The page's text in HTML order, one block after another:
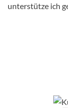
unterstütze ich